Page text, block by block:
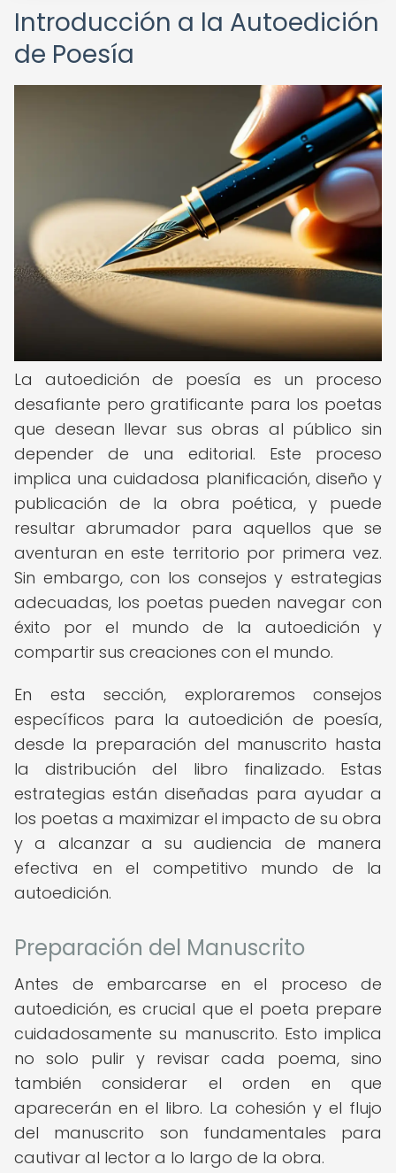
Introducción a la Autoedición
de Poesía
La autoedición de poesía es un proceso
desafiante pero gratificante para los poetas
que desean llevar sus obras al público sin
depender de una editorial. Este proceso
implica una cuidadosa planificación, diseño y
publicación de la obra poética, y puede
resultar abrumador para aquellos que se
aventuran en este territorio por primera vez.
Sin embargo, con los consejos y estrategias
adecuadas, los poetas pueden navegar con
éxito por el mundo de la autoedición y
compartir sus creaciones con el mundo.
En esta sección, exploraremos consejos
específicos para la autoedición de poesía,
desde la preparación del manuscrito hasta
la distribución del libro finalizado. Estas
estrategias están diseñadas para ayudar a
los poetas a maximizar el impacto de su obra
y a alcanzar a su audiencia de manera
efectiva en el competitivo mundo de la
autoedición.
Preparación del Manuscrito
Antes de embarcarse en el proceso de
autoedición, es crucial que el poeta prepare
cuidadosamente su manuscrito. Esto implica
no solo pulir y revisar cada poema, sino
también considerar el orden en que
aparecerán en el libro. La cohesión y el flujo
del manuscrito son fundamentales para
cautivar al lector a lo largo de la obra.